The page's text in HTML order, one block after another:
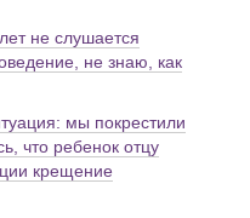
не слушается
не знаю, как
мы покрестили
что ребенок отцу
крещение